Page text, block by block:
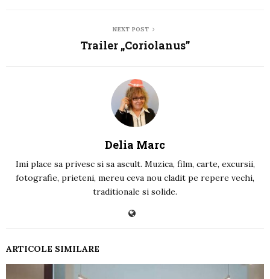
NEXT POST
Trailer „Coriolanus”
Delia Marc
Imi place sa privesc si sa ascult. Muzica, film, carte, excursii,
fotografie, prieteni, mereu ceva nou cladit pe repere vechi,
traditionale si solide.
ARTICOLE SIMILARE